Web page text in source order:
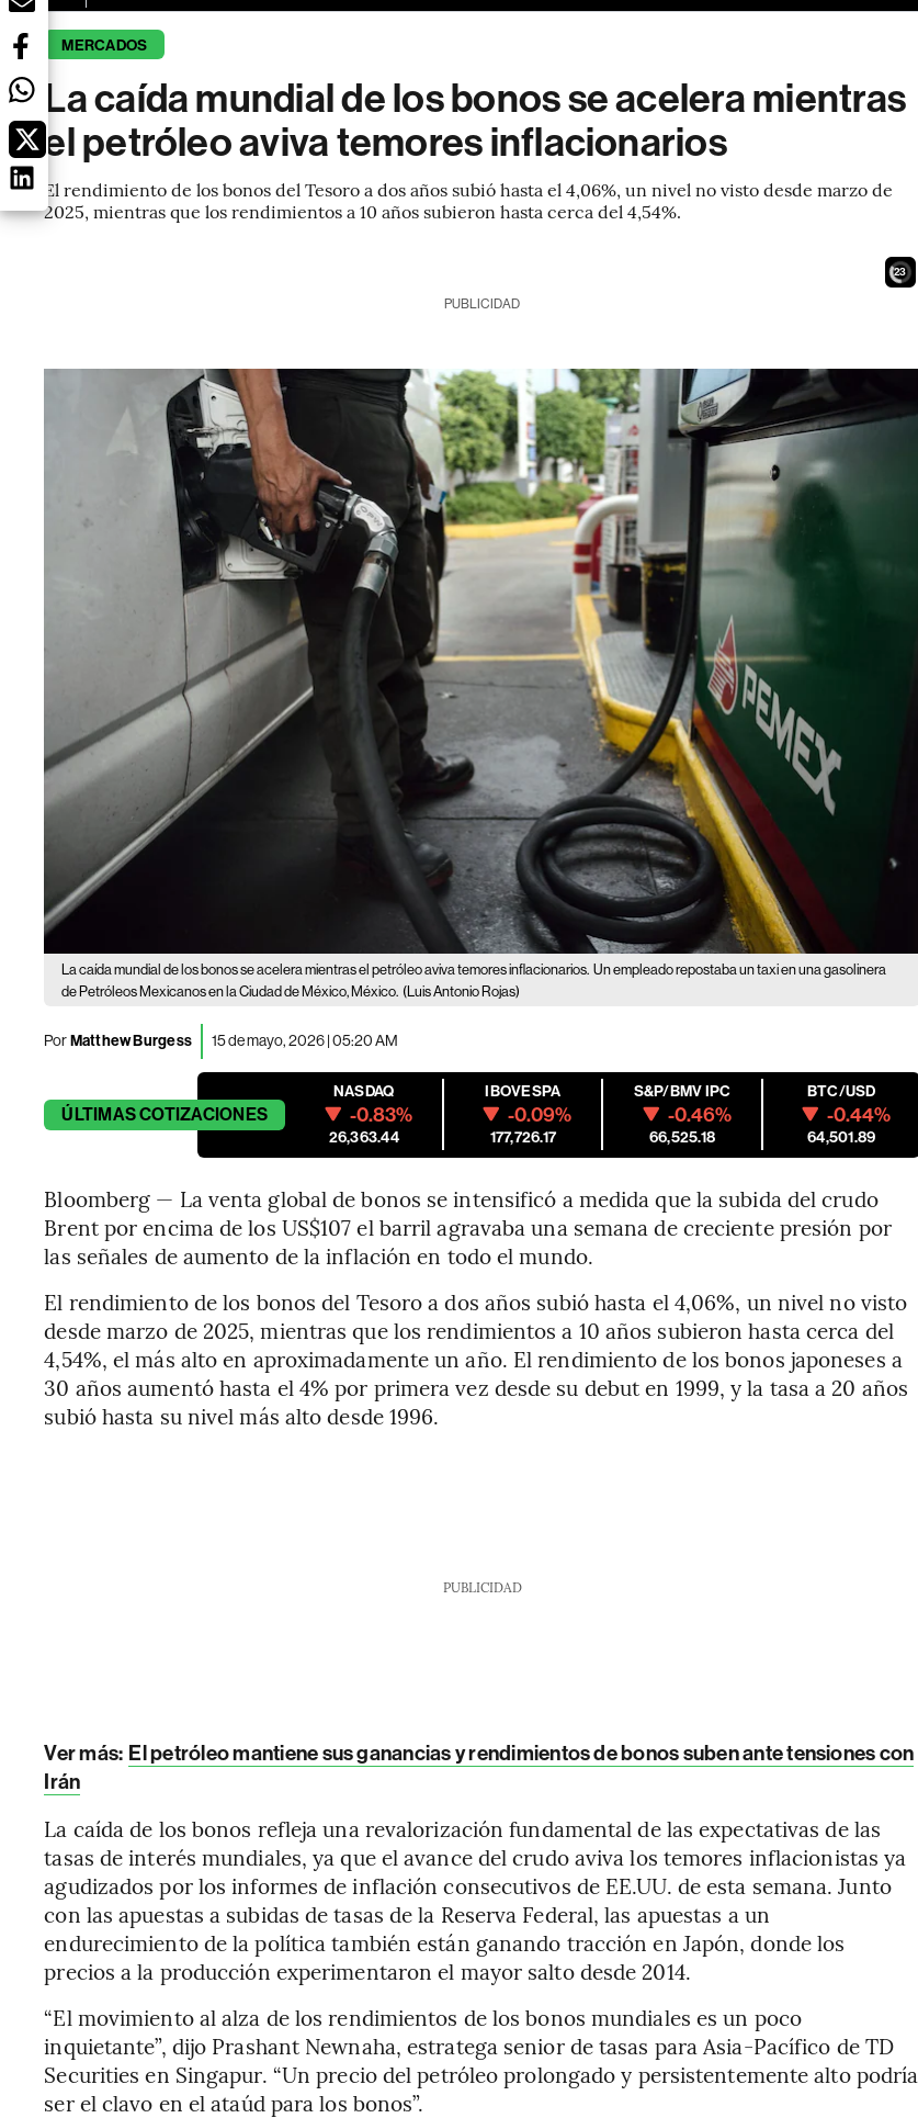
MERCADOS
La caída mundial de los bonos se acelera mientras
el petróleo aviva temores inflacionarios
El rendimiento de los bonos del Tesoro a dos años subió hasta el 4,06%, un nivel no visto desde marzo de
2025, mientras que los rendimientos a 10 años subieron hasta cerca del 4,54%.
21
PUBLICIDAD
La caída mundial de los bonos se acelera mientras el petróleo aviva temores inflacionarios. Un empleado repostaba un taxi en una gasolinera
de Petróleos Mexicanos en la Ciudad de México, México. (Luis Antonio Rojas)
PorMatthew Burgess 15 de mayo, 2026 | 05:20 AM
ÚLTIMASCOTIZACIONES
NASDAQ
-0.83%
26,363.44
IBOVESPA
-0.09%
177,726.17
S&P/BMV IPC
-0.46%
66,525.18
BTC/USD
-0.44%
64,501.89
Bloomberg — La venta global de bonos se intensificó a medida que la subida del crudo
Brent por encima de los US$107 el barril agravaba una semana de creciente presión por
las señales de aumento de la inflación en todo el mundo.
El rendimiento de los bonos del Tesoro a dos años subió hasta el 4,06%, un nivel no visto
desde marzo de 2025, mientras que los rendimientos a 10 años subieron hasta cerca del
4,54%, el más alto en aproximadamente un año. El rendimiento de los bonos japoneses a
30 años aumentó hasta el 4% por primera vez desde su debut en 1999, y la tasa a 20 años
subió hasta su nivel más alto desde 1996.
PUBLICIDAD
Ver más: El petróleo mantiene sus ganancias y rendimientos de bonos suben ante tensiones con
Irán
La caída de los bonos refleja una revalorización fundamental de las expectativas de las
tasas de interés mundiales, ya que el avance del crudo aviva los temores inflacionistas ya
agudizados por los informes de inflación consecutivos de EE.UU. de esta semana. Junto
con las apuestas a subidas de tasas de la Reserva Federal, las apuestas a un
endurecimiento de la política también están ganando tracción en Japón, donde los
precios a la producción experimentaron el mayor salto desde 2014.
“El movimiento al alza de los rendimientos de los bonos mundiales es un poco
inquietante”, dijo Prashant Newnaha, estratega senior de tasas para Asia-Pacífico de TD
Securities en Singapur. “Un precio del petróleo prolongado y persistentemente alto podría
ser el clavo en el ataúd para los bonos”.